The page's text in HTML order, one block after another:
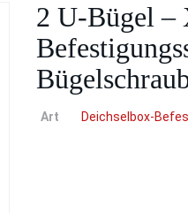
2 U-Bügel –
Art Deichselbox-